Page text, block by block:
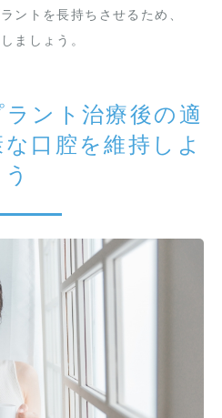
ントを長持ちさせるため、
ましょう。
ント治療後の適
口腔を維持しよ
う